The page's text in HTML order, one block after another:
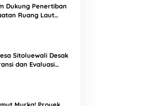
Dukung Penertiban
Ruang Laut
Sitoluewali Desak
dan Evaluasi
Murka! Proyek